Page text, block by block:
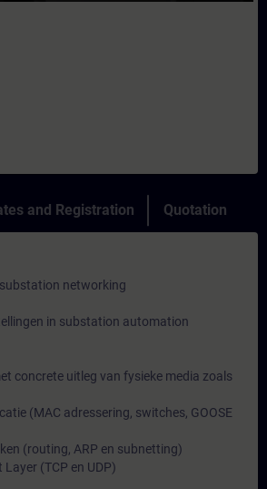
and Registration Quotation
networking
in substation automation
concrete uitleg van fysieke media zoals
(MAC adressering, switches, GOOSE
(routing, ARP en subnetting)
(TCP en UDP)